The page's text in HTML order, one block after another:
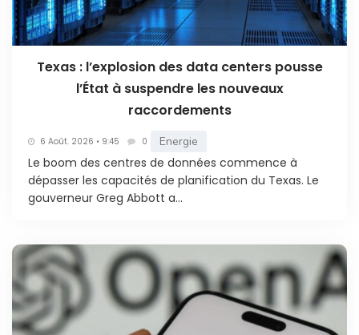
Texas : l’explosion des data centers pousse
l’État à suspendre les nouveaux
raccordements
6 Août. 2026 • 9:45 0 Energie
Le boom des centres de données commence à
dépasser les capacités de planification du Texas. Le
gouverneur Greg Abbott a...